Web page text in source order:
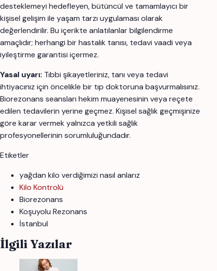
desteklemeyi hedefleyen, bütüncül ve tamamlayıcı bir
kişisel gelişim ile yaşam tarzı uygulaması olarak
değerlendirilir. Bu içerikte anlatılanlar bilgilendirme
amaçlıdır; herhangi bir hastalık tanısı, tedavi vaadi veya
iyileştirme garantisi içermez.
Yasal uyarı: Tıbbi şikayetleriniz, tanı veya tedavi
ihtiyacınız için öncelikle bir tıp doktoruna başvurmalısınız.
Biorezonans seansları hekim muayenesinin veya reçete
edilen tedavilerin yerine geçmez. Kişisel sağlık geçmişinize
göre karar vermek yalnızca yetkili sağlık
profesyonellerinin sorumluluğundadır.
Etiketler
yağdan kilo verdiğimizi nasıl anlarız
Kilo Kontrolü
Biorezonans
Koşuyolu Rezonans
İstanbul
İlgili Yazılar